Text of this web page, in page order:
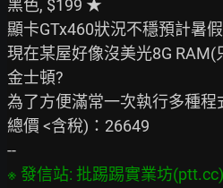
黑色, $199 ★
顯卡GTx460狀況不穩預計暑
現在某屋好像沒美光8G
金士頓?
為了方便滿常一次執行多種程
總價 <含稅)：26649
※ 發信站: 批踢踢實業坊